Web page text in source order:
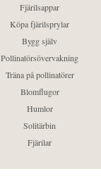
Fjärilsappar
Köpa fjärilsprylar
Bygg själv
Pollinatörsövervakning
Träna på pollinatörer
Blomflugor
Humlor
Solitärbin
Fjärilar